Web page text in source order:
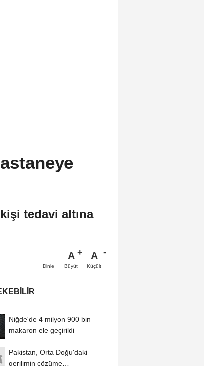
tedavi altına
Dinle
A
Büyüt
A
Küçült
Niğde'de 4 milyon 900 bin
makaron ele geçirildi
Pakistan, Orta Doğu'daki
gerilimin çözüme